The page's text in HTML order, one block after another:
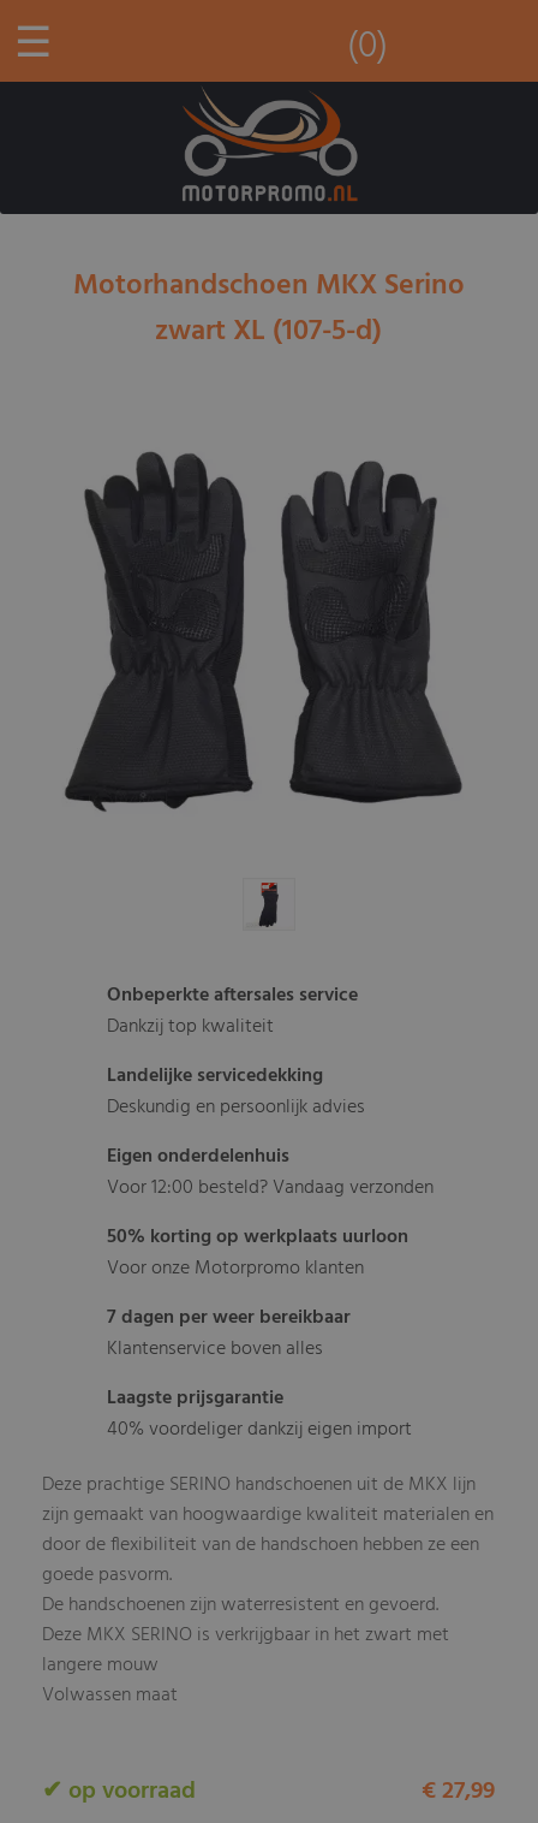
☰ (0)
Motorhandschoen MKX Serino
zwart XL (107-5-d)
Onbeperkte aftersales service
Dankzij top kwaliteit
Landelijke servicedekking
Deskundig en persoonlijk advies
Eigen onderdelenhuis
Voor 12:00 besteld? Vandaag verzonden
50% korting op werkplaats uurloon
Voor onze Motorpromo klanten
7 dagen per weer bereikbaar
Klantenservice boven alles
Laagste prijsgarantie
40% voordeliger dankzij eigen import
Deze prachtige SERINO handschoenen uit de MKX lijn
zijn gemaakt van hoogwaardige kwaliteit materialen en
door de flexibiliteit van de handschoen hebben ze een
goede pasvorm.
De handschoenen zijn waterresistent en gevoerd.
Deze MKX SERINO is verkrijgbaar in het zwart met
langere mouw
Volwassen maat
✔ op voorraad € 27,99